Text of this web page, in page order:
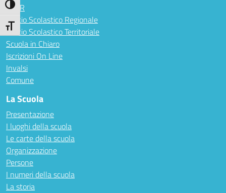
Attiva/disattiva alto contrasto
Attiva/disattiva dimensione testo
MIUR
Ufficio Scolastico Regionale
Ufficio Scolastico Territoriale
Scuola in Chiaro
Iscrizioni On Line
Invalsi
Comune
La Scuola
Presentazione
I luoghi della scuola
Le carte della scuola
Organizzazione
Persone
I numeri della scuola
La storia